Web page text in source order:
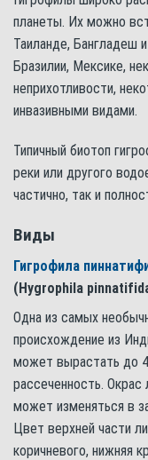
планеты. Их можно
Таиланде, Бангладеш
Бразилии, Мексике,
неприхотливости,
инвазивными видами.
Типичный биотоп
реки или другого
частично, так и
Виды
Гигрофила
(Hygrophila
Одна из самых
происхождение из
может вырастать до
рассеченность. Окрас
может изменяться в
Цвет верхней части
коричневого, нижняя